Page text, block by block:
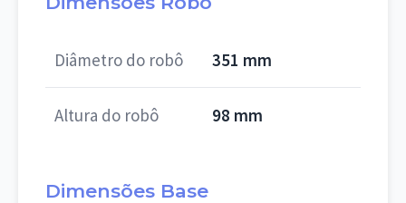
Diâmetro do robô 351 mm
Altura do robô 98 mm
Dimensões Base